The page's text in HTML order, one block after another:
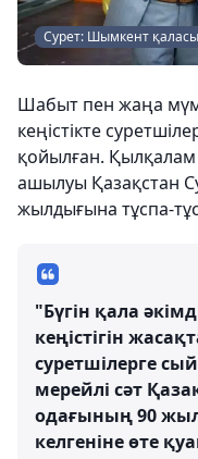
Сурет: Шымкент
Шабыт пен жаңа
кеңістікте
қойылған. Қылқалам
ашылуы Қазақстан
жылдығына тұспа-
"Бүгін қала
кеңістігін
суретшілерге
мерейлі сәт
одағының 90
келгеніне өте